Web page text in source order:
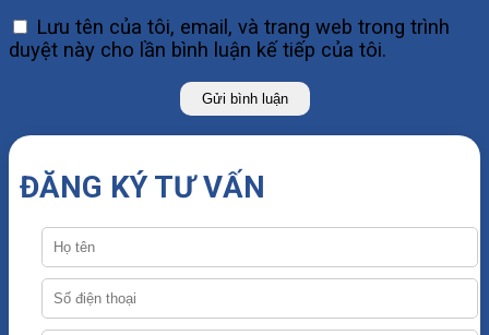
Lưu tên của tôi, email, và trang web trong trình
duyệt này cho lần bình luận kế tiếp của tôi.
ĐĂNG KÝ TƯ VẤN